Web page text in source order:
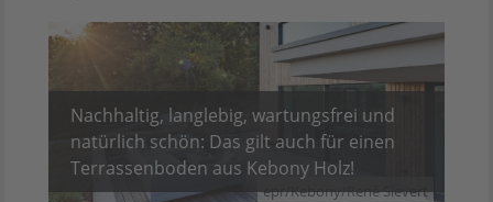
epr/Kebony/René Sievert
Nachhaltig, langlebig, wartungsfrei und
natürlich schön: Das gilt auch für einen
Terrassenboden aus Kebony Holz!